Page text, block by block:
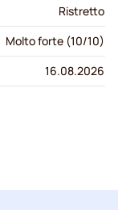
Ristretto
Molto forte (10/10)
16.08.2026